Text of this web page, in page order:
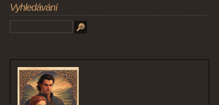
Vyhledávání